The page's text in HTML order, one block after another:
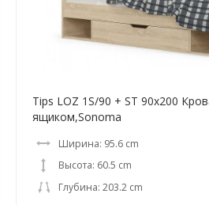
Tips LOZ 1S/90 + ST 90x200
ящиком,Sonoma
Ширина: 95.6 cm
Высота: 60.5 cm
Глубина: 203.2 cm